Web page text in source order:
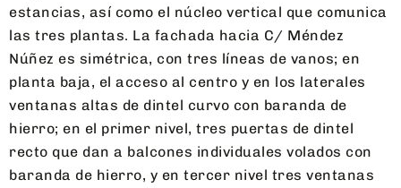
estancias, así como el núcleo vertical que comunica
las tres plantas. La fachada hacia C/ Méndez
Núñez es simétrica, con tres líneas de vanos; en
planta baja, el acceso al centro y en los laterales
ventanas altas de dintel curvo con baranda de
hierro; en el primer nivel, tres puertas de dintel
recto que dan a balcones individuales volados con
baranda de hierro, y en tercer nivel tres ventanas